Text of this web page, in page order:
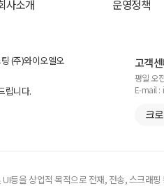
사소개 운영정책
(주)와이오엘오
립니다.
고객
평일 오
E-mail
크
등을 상업적 목적으로 전재, 전송, 스크래